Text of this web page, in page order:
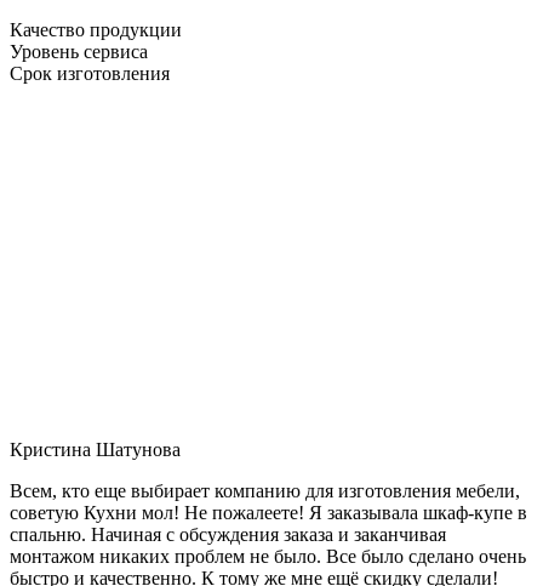
Качество продукции
Уровень сервиса
Срок изготовления
Кристина Шатунова
Всем, кто еще выбирает компанию для изготовления мебели,
советую Кухни мол! Не пожалеете! Я заказывала шкаф-купе в
спальню. Начиная с обсуждения заказа и заканчивая
монтажом никаких проблем не было. Все было сделано очень
быстро и качественно. К тому же мне ещё скидку сделали!